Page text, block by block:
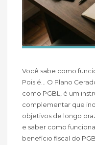
Você sabe como
Pois é… O Plano
como PGBL, é um
complementar que
objetivos de longo
e saber como
benefício fiscal do